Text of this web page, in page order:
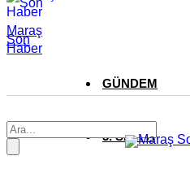
Maraş
Son
Haber
GÜNDEM
3. SAYFA